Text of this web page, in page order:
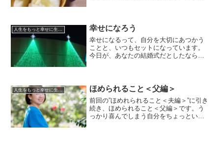
人生をもっと幸せに生きるための 幸せになろう
幸せになるって、自分を大切にあつかう
ことと、いつもセットになっています。
今日が、あなたの結婚式だとしたなら。
人生をもっと幸せに生きるための ほめられること＜父編＞
前回の”ほめれられること＜夫編＞”に引き
続き、ほめられること＜父編＞です。う
っかり喜んでしまう自分をちょっといい